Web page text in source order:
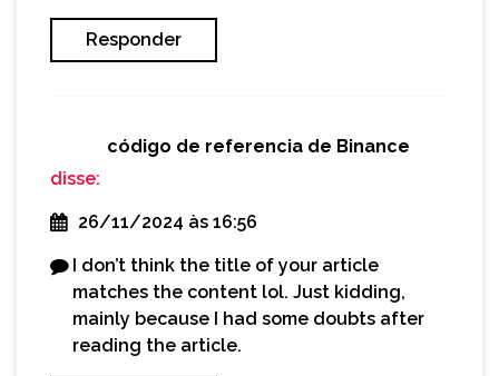
Responder
código de referencia de Binance
disse:
26/11/2024 às 16:56
I don’t think the title of your article
matches the content lol. Just kidding,
mainly because I had some doubts after
reading the article.